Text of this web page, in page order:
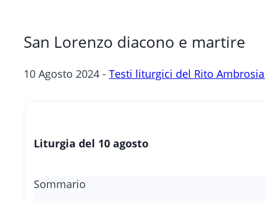
San Lorenzo diacono e martire
10 Agosto 2024 - Testi liturgici del Rito
Liturgia del 10 agosto
Sommario